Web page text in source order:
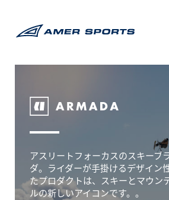
アスリートフォーカスのスキーブ
ダ。ライダーが手掛けるデザイン
たプロダクトは、スキーとマウン
ルの新しいアイコンです。。